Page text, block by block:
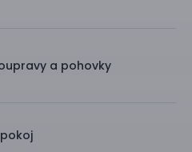
a pohovky